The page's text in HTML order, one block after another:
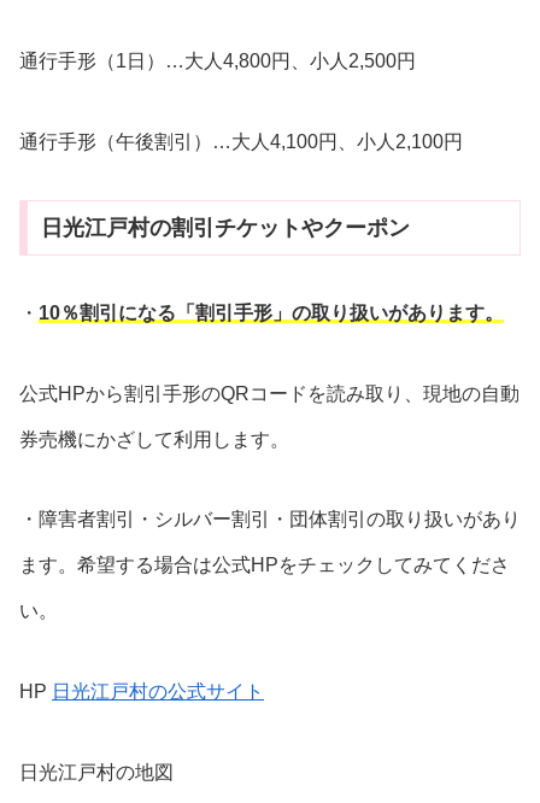
通行手形（1日）…大人4,800円、小人2,500円
通行手形（午後割引）…大人4,100円、小人2,100円
日光江戸村の割引チケットやクーポン
・ 10％割引になる「割引手形」の取り扱いがあります。
公式HPから割引手形のQRコードを読み取り、現地の自動
券売機にかざして利用します。
・障害者割引・シルバー割引・団体割引の取り扱いがあり
ます。希望する場合は公式HPをチェックしてみてくださ
い。
HP 日光江戸村の公式サイト
日光江戸村の地図